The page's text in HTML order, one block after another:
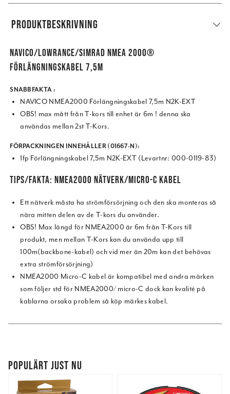
PRODUKTBESKRIVNING
NAVICO/LOWRANCE/SIMRAD NMEA 2000®
FÖRLÄNGNINGSKABEL 7,5M
SNABBFAKTA :
NAVICO NMEA2000 Förlängningskabel 7,5m N2K-EXT
OBS! max mått från T-kors till enhet är 6m ! denna ska
användas mellan 2st T-Kors.
FÖRPACKNINGEN INNEHÅLLER (01667-N):
1fp Förlängningskabel 7,5m N2K-EXT (Levartnr: 000-0119-83)
TIPS/FAKTA: NMEA2000 NÄTVERK/MICRO-C KABEL
Ett nätverk måsta ha strömförsörjning och den ska monteras så
nära mitten delen av de T-kors du använder.
OBS! Max längd för NMEA2000 är 6m från T-Kors till
produkt, men mellan T-Kors kan du använda upp till
100m(backbone-kabel) och vid mer än 20m kan det behövas
extra strömförsörjning)
NMEA2000 Micro-C kabel är kompatibel med andra märken
som följer std för NMEA2000/ micro-C dock kan kvalité på
kablarna orsaka problem så köp märkes kabel.
POPULÄRT JUST NU